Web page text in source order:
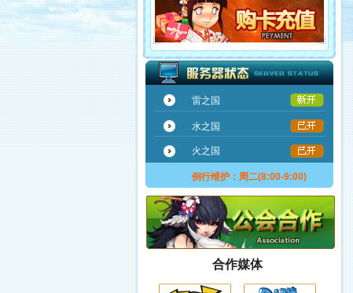
雷之国
水之国
火之国
例行维护：周二(8:00-9:00)
合作媒体